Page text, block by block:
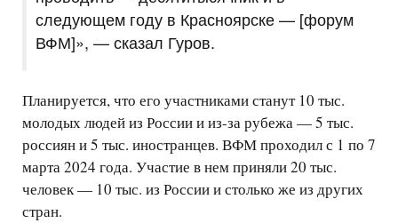
следующем году в Красноярске — [форум
ВФМ]», — сказал Гуров.
Планируется, что его участниками станут 10 тыс.
молодых людей из России и из-за рубежа — 5 тыс.
россиян и 5 тыс. иностранцев. ВФМ проходил с 1 по 7
марта 2024 года. Участие в нем приняли 20 тыс.
человек — 10 тыс. из России и столько же из других
стран.